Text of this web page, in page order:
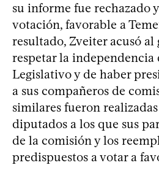
su informe fue rechazado
votación, favorable a
resultado, Zveiter acusó
respetar la independencia
Legislativo y de haber
a sus compañeros de
similares fueron
diputados a los que sus
de la comisión y los
predispuestos a votar a